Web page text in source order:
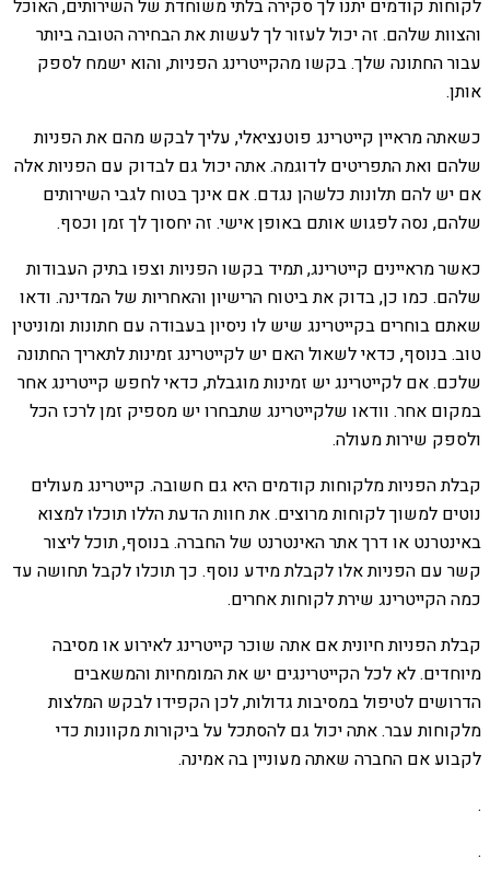
לקוחות קודמים יתנו לך סקירה בלתי משוחדת של השירותים, האוכל
והצוות שלהם. זה יכול לעזור לך לעשות את הבחירה הטובה ביותר
עבור החתונה שלך. בקשו מהקייטרינג הפניות, והוא ישמח לספק
אותן.
כשאתה מראיין קייטרינג פוטנציאלי, עליך לבקש מהם את הפניות
שלהם ואת התפריטים לדוגמה. אתה יכול גם לבדוק עם הפניות אלה
אם יש להם תלונות כלשהן נגדם. אם אינך בטוח לגבי השירותים
שלהם, נסה לפגוש אותם באופן אישי. זה יחסוך לך זמן וכסף.
כאשר מראיינים קייטרינג, תמיד בקשו הפניות וצפו בתיק העבודות
שלהם. כמו כן, בדוק את ביטוח הרישיון והאחריות של המדינה. ודאו
שאתם בוחרים בקייטרינג שיש לו ניסיון בעבודה עם חתונות ומוניטין
טוב. בנוסף, כדאי לשאול האם יש לקייטרינג זמינות לתאריך החתונה
שלכם. אם לקייטרינג יש זמינות מוגבלת, כדאי לחפש קייטרינג אחר
במקום אחר. וודאו שלקייטרינג שתבחרו יש מספיק זמן לרכז הכל
ולספק שירות מעולה.
קבלת הפניות מלקוחות קודמים היא גם חשובה. קייטרינג מעולים
נוטים למשוך לקוחות מרוצים. את חוות הדעת הללו תוכלו למצוא
באינטרנט או דרך אתר האינטרנט של החברה. בנוסף, תוכל ליצור
קשר עם הפניות אלו לקבלת מידע נוסף. כך תוכלו לקבל תחושה עד
כמה הקייטרינג שירת לקוחות אחרים.
קבלת הפניות חיונית אם אתה שוכר קייטרינג לאירוע או מסיבה
מיוחדים. לא לכל הקייטרינגים יש את המומחיות והמשאבים
הדרושים לטיפול במסיבות גדולות, לכן הקפידו לבקש המלצות
מלקוחות עבר. אתה יכול גם להסתכל על ביקורות מקוונות כדי
לקבוע אם החברה שאתה מעוניין בה אמינה.
.
.